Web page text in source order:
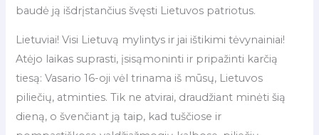
baudė ją išdrįstančius švęsti Lietuvos patriotus.
Lietuviai! Visi Lietuvą mylintys ir jai ištikimi tėvynainiai!
Atėjo laikas suprasti, įsisąmoninti ir pripažinti karčią
tiesą: Vasario 16-oji vėl trinama iš mūsų, Lietuvos
piliečių, atminties. Tik ne atvirai, draudžiant minėti šią
dieną, o švenčiant ją taip, kad tuščiose ir